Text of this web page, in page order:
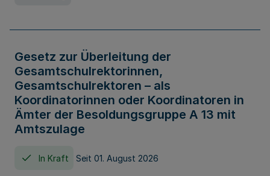
Gesetz zur Überleitung der
Gesamtschulrektorinnen,
Gesamtschulrektoren – als
Koordinatorinnen oder Koordinatoren in
Ämter der Besoldungsgruppe A 13 mit
Amtszulage
In Kraft Seit 01. August 2026